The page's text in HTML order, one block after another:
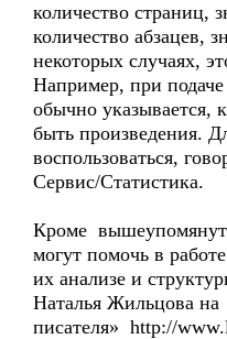
количество страниц,
количество абзацев,
некоторых случаях,
Например, при подаче
обычно указывается,
быть произведения.
воспользоваться,
Сервис/Статистика.
Кроме
могут помочь в
их анализе и
Наталья Жильцова
писателя» http://